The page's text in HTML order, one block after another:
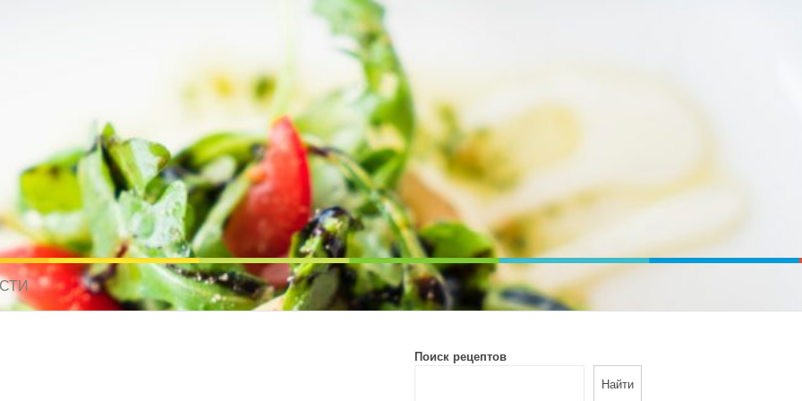
рецепты для всех
РЕЦЕПТЫ ДЛЯ МУЛЬТИВАРКИ. РЕЦЕПТЫ ДЛЯ МИКРОВОЛНОВОЙ ПЕЧИ. ДИЕТИЧЕСКОЕ ПИТАНИЕ
Поиск рецептов
Найти